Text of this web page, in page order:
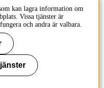
kan lagra information om
Vissa tjänster är
och andra är valbara.